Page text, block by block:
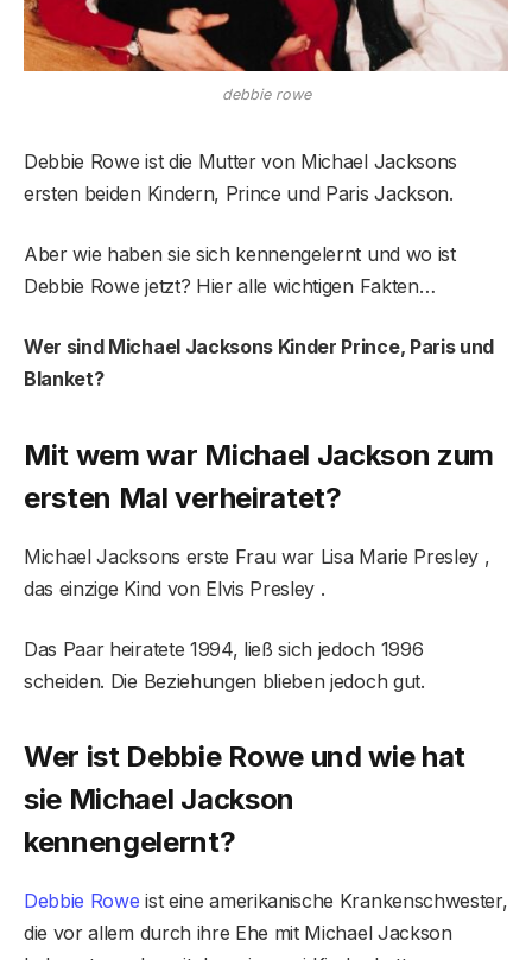
debbie rowe
Debbie Rowe ist die Mutter von Michael Jacksons
ersten beiden Kindern, Prince und Paris Jackson.
Aber wie haben sie sich kennengelernt und wo ist
Debbie Rowe jetzt? Hier alle wichtigen Fakten…
Wer sind Michael Jacksons Kinder Prince, Paris und
Blanket?
Mit wem war Michael Jackson zum
ersten Mal verheiratet?
Michael Jacksons erste Frau war Lisa Marie Presley ,
das einzige Kind von Elvis Presley .
Das Paar heiratete 1994, ließ sich jedoch 1996
scheiden. Die Beziehungen blieben jedoch gut.
Wer ist Debbie Rowe und wie hat
sie Michael Jackson
kennengelernt?
Debbie Rowe ist eine amerikanische Krankenschwester,
die vor allem durch ihre Ehe mit Michael Jackson